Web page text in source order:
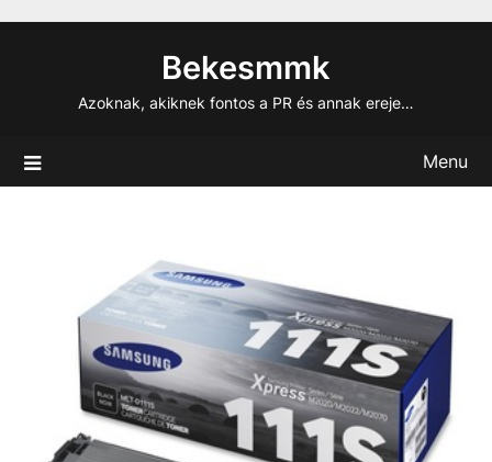
Bekesmmk
Azoknak, akiknek fontos a PR és annak ereje…
Menu